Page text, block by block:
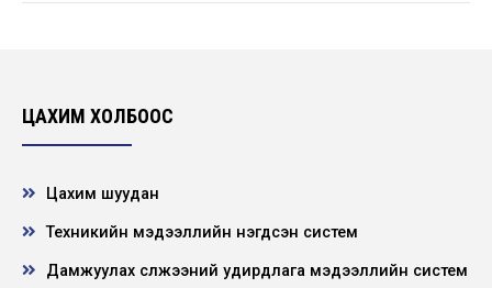
ЦАХИМ ХОЛБООС
Цахим шуудан
Техникийн мэдээллийн нэгдсэн систем
Дамжуулах сүлжээний удирдлага мэдээллийн систем